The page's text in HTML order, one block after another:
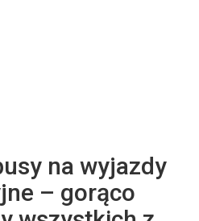
na wyjazdy
– gorąco